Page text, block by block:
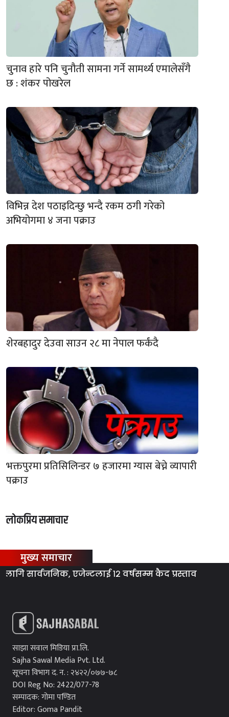
चुनाव हारे पनि चुनौती सामना गर्ने सामर्थ्य एमालेसँगै
छ : शंकर पोखरेल
विभिन्न देश पठाइदिन्छु भन्दै रकम ठगी गरेको
अभियोगमा ४ जना पक्राउ
शेरबहादुर देउवा साउन २८ मा नेपाल फर्कंदै
भक्तपुरमा प्रतिसिलिन्डर ७ हजारमा ग्यास बेच्ने व्यापारी
पक्राउ
लोकप्रिय समाचार
मुख्य समाचार
सार्वजनिक, एजेन्टलाई १२ वर्षसम्म कैद प्रस्ताव
साझा सवाल मिडिया प्रा.लि.
Sajha Sawal Media Pvt. Ltd.
सूचना विभाग द. न. : २४२२/०७७-७८
DOI Reg No: 2422/077-78
सम्पादक: गोमा पण्डित
Editor: Goma Pandit